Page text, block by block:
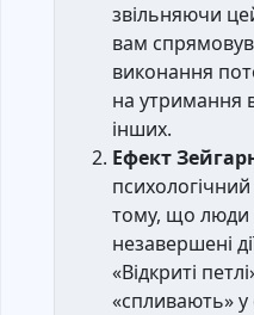
звільняючи
вам
виконання
на утримання
інших.
Ефект
тому, що
незавершені
«Відкриті
«спливають» у